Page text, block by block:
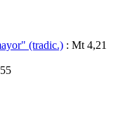
(tradic.) : Mt 4,21